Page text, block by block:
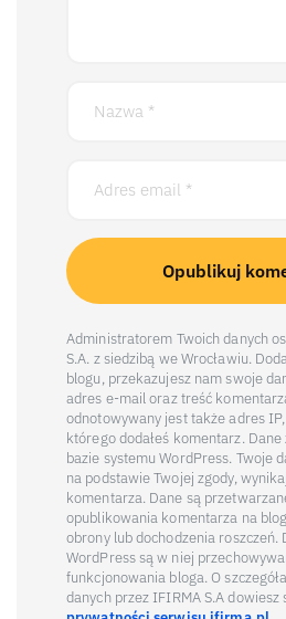
Administratorem Twoich danych
S.A. z siedzibą we Wrocławiu.
blogu, przekazujesz nam swoje
adres e-mail oraz treść
odnotowywany jest także adres
którego dodałeś komentarz.
bazie systemu WordPress. Twoje
na podstawie Twojej zgody,
komentarza. Dane są
opublikowania komentarza na
obrony lub dochodzenia roszczeń.
WordPress są w niej
funkcjonowania bloga. O
danych przez IFIRMA S.A dowiesz